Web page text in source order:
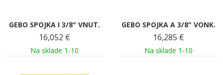
GEBO SPOJKA I 3/8" VNUT.
16,052 €
Na sklade 1-10
GEBO SPOJKA A 3/8" VONK.
16,285 €
Na sklade 1-10